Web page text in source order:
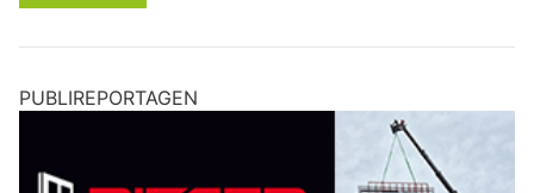
PUBLIREPORTAGEN